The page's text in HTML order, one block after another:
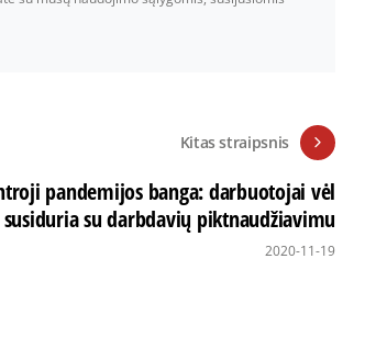
Kitas straipsnis
pandemijos banga: darbuotojai vėl
susiduria su darbdavių piktnaudžiavimu
2020-11-19